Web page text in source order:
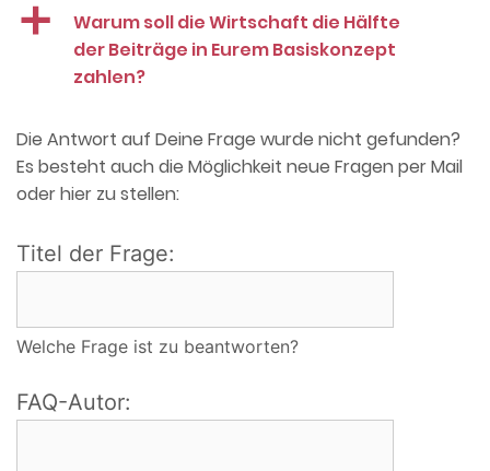
a
Warum soll die Wirtschaft die Hälfte
der Beiträge in Eurem Basiskonzept
zahlen?
Die Antwort auf Deine Frage wurde nicht gefunden?
Es besteht auch die Möglichkeit neue Fragen per Mail
oder hier zu stellen:
Titel der Frage:
Welche Frage ist zu beantworten?
FAQ-Autor: